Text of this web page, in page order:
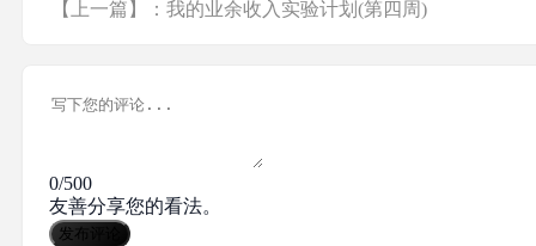
【上一篇】：我的业余收入实验计划(第四周)
0/500
友善分享您的看法。
发布评论